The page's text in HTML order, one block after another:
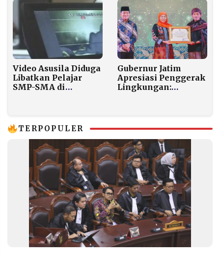
Ideologi Bangsa
Video Asusila Diduga
Libatkan Pelajar
SMP-SMA di
Gubernur Jatim
Apresiasi Penggerak
Lingkungan:
TERPOPULER